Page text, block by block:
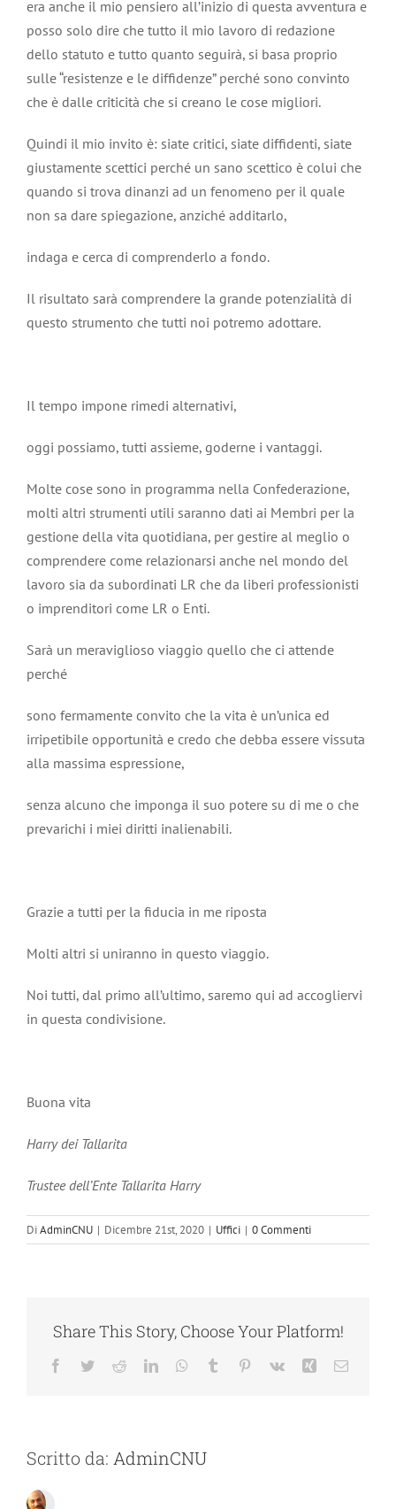
era anche il mio pensiero all’inizio di questa avventura e
posso solo dire che tutto il mio lavoro di redazione
dello statuto e tutto quanto seguirà, si basa proprio
sulle “resistenze e le diffidenze” perché sono convinto
che è dalle criticità che si creano le cose migliori.
Quindi il mio invito è: siate critici, siate diffidenti, siate
giustamente scettici perché un sano scettico è colui che
quando si trova dinanzi ad un fenomeno per il quale
non sa dare spiegazione, anziché additarlo,
indaga e cerca di comprenderlo a fondo.
Il risultato sarà comprendere la grande potenzialità di
questo strumento che tutti noi potremo adottare.
Il tempo impone rimedi alternativi,
oggi possiamo, tutti assieme, goderne i vantaggi.
Molte cose sono in programma nella Confederazione,
molti altri strumenti utili saranno dati ai Membri per la
gestione della vita quotidiana, per gestire al meglio o
comprendere come relazionarsi anche nel mondo del
lavoro sia da subordinati LR che da liberi professionisti
o imprenditori come LR o Enti.
Sarà un meraviglioso viaggio quello che ci attende
perché
sono fermamente convito che la vita è un’unica ed
irripetibile opportunità e credo che debba essere vissuta
alla massima espressione,
senza alcuno che imponga il suo potere su di me o che
prevarichi i miei diritti inalienabili.
Grazie a tutti per la fiducia in me riposta
Molti altri si uniranno in questo viaggio.
Noi tutti, dal primo all’ultimo, saremo qui ad accogliervi
in questa condivisione.
Buona vita
Harry dei Tallarita
Trustee dell’Ente Tallarita Harry
DiAdminCNU | Dicembre 21st, 2020 | Uffici | 0 Commenti
Share This Story, Choose Your Platform!
Facebook
TwitterRedditLinkedInWhatsApp
Tumblr Pinterest
Vk Xing Email
Scritto da: AdminCNU